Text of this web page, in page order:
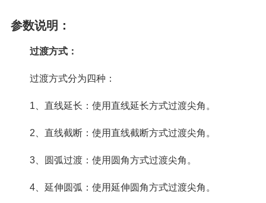
参数说明：
过渡方式：
过渡方式分为四种：
1、直线延长：使用直线延长方式过渡尖角。
2、直线截断：使用直线截断方式过渡尖角。
3、圆弧过渡：使用圆角方式过渡尖角。
4、延伸圆弧：使用延伸圆角方式过渡尖角。